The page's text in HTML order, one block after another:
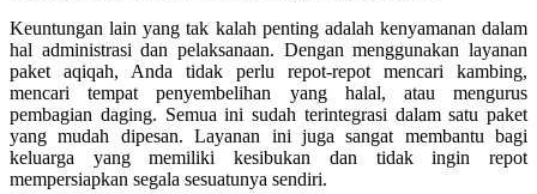
Keuntungan lain yang tak kalah penting adalah kenyamanan dalam
hal administrasi dan pelaksanaan. Dengan menggunakan layanan
paket aqiqah, Anda tidak perlu repot-repot mencari kambing,
mencari tempat penyembelihan yang halal, atau mengurus
pembagian daging. Semua ini sudah terintegrasi dalam satu paket
yang mudah dipesan. Layanan ini juga sangat membantu bagi
keluarga yang memiliki kesibukan dan tidak ingin repot
mempersiapkan segala sesuatunya sendiri.